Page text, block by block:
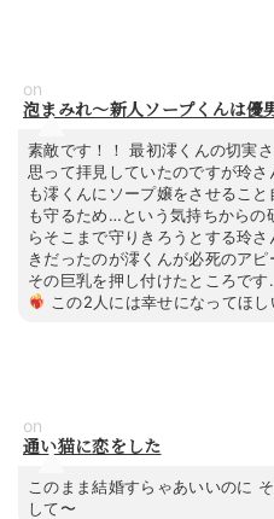
on
泡まみれ～新人ソープくんは優
素敵です！！ 最初澪くんの切実
思って拝見していたのですが玲
も澪くんにソープ嬢をさせるこ
も守るため…という気持ちからの
らそこまで守りきろうとする玲
きだったのが澪くんが必死のア
その巨乳を押し付けたところで
この2人には幸せになってほし
on
通い猫に恋をした
このまま結婚すらゃあいいのに
して〜